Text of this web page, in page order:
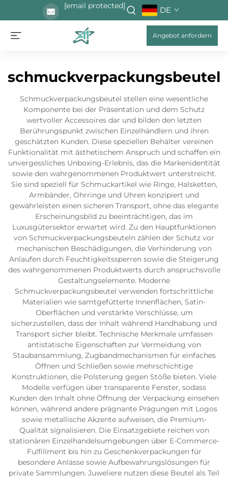
[email protected] DE
Angebot anfordern
schmuckverpackungsbeutel
Schmuckverpackungsbeutel stellen eine wesentliche
Komponente bei der Präsentation und dem Schutz
wertvoller Accessoires dar und bilden den letzten
Berührungspunkt zwischen Einzelhändlern und ihren
geschätzten Kunden. Diese speziellen Behälter vereinen
Funktionalität mit ästhetischem Anspruch und schaffen ein
unvergessliches Unboxing-Erlebnis, das die Markenidentität
sowie den wahrgenommenen Produktwert unterstreicht.
Sie sind speziell für Schmuckartikel wie Ringe, Halsketten,
Armbänder, Ohrringe und Uhren konzipiert und
gewährleisten einen sicheren Transport, ohne das elegante
Erscheinungsbild zu beeinträchtigen, das im
Luxusgütersektor erwartet wird. Zu den Hauptfunktionen
von Schmuckverpackungsbeuteln zählen der Schutz vor
mechanischen Beschädigungen, die Verhinderung von
Anlaufen durch Feuchtigkeitssperren sowie die Steigerung
des wahrgenommenen Produktwerts durch anspruchsvolle
Gestaltungselemente. Moderne
Schmuckverpackungsbeutel verwenden fortschrittliche
Materialien wie samtgefütterte Innenflächen, Satin-
Oberflächen und verstärkte Verschlüsse, um
sicherzustellen, dass der Inhalt während Handhabung und
Transport sicher bleibt. Technische Merkmale umfassen
antistatische Eigenschaften zur Vermeidung von
Staubansammlung, Zugbandmechanismen für einfaches
Öffnen und Schließen sowie mehrschichtige
Konstruktionen, die Polsterung gegen Stöße bieten. Viele
Modelle verfügen über transparente Fenster, sodass
Kunden den Inhalt ohne Öffnung der Verpackung einsehen
können, während andere prägnante Prägungen mit Logos
sowie metallische Akzente aufweisen, die Premium-
Qualität signalisieren. Die Einsatzgebiete reichen von
stationären Einzelhandelsumgebungen über E-Commerce-
Fulfillment bis hin zu Geschenkverpackungen für
besondere Anlässe sowie Aufbewahrungslösungen für
private Sammlungen. Juweliere nutzen diese Beutel als Teil